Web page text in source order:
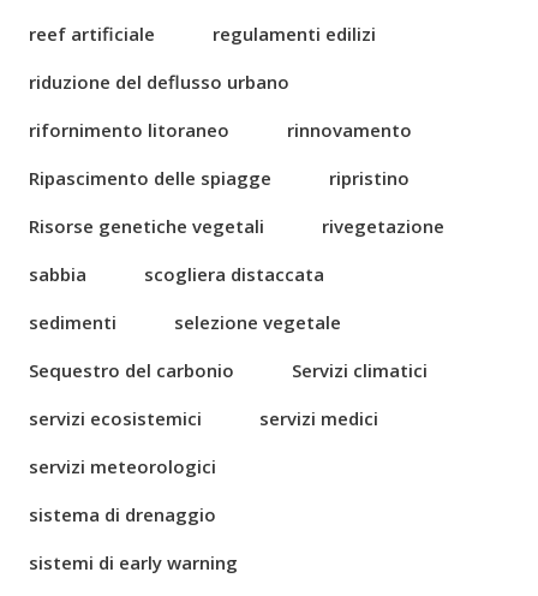
reef artificiale
regulamenti edilizi
riduzione del deflusso urbano
rifornimento litoraneo
rinnovamento
Ripascimento delle spiagge
ripristino
Risorse genetiche vegetali
rivegetazione
sabbia
scogliera distaccata
sedimenti
selezione vegetale
Sequestro del carbonio
Servizi climatici
servizi ecosistemici
servizi medici
servizi meteorologici
sistema di drenaggio
sistemi di early warning